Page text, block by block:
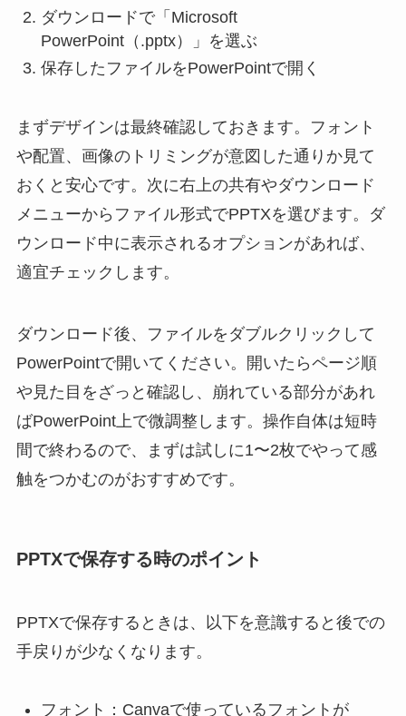
ダウンロードで「Microsoft
PowerPoint（.pptx）」を選ぶ
保存したファイルをPowerPointで開く
まずデザインは最終確認しておきます。フォント
や配置、画像のトリミングが意図した通りか見て
おくと安心です。次に右上の共有やダウンロード
メニューからファイル形式でPPTXを選びます。ダ
ウンロード中に表示されるオプションがあれば、
適宜チェックします。
ダウンロード後、ファイルをダブルクリックして
PowerPointで開いてください。開いたらページ順
や見た目をざっと確認し、崩れている部分があれ
ばPowerPoint上で微調整します。操作自体は短時
間で終わるので、まずは試しに1〜2枚でやって感
触をつかむのがおすすめです。
PPTXで保存する時のポイント
PPTXで保存するときは、以下を意識すると後での
手戻りが少なくなります。
フォント：Canvaで使っているフォントが